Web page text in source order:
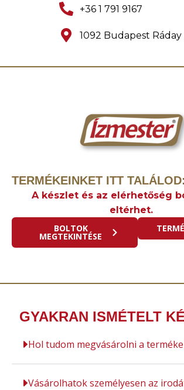
+36 1 791 9167
1092 Budapest Ráday
TERMÉKEINKET ITT TALÁLOD:
A készlet és az elérhetőség
eltérhet.
BOLTOK
MEGTEKINTÉSE
GYAKRAN ISMÉTELT
Hol tudom megvásárolni a
Vásárolhatok személyesen az